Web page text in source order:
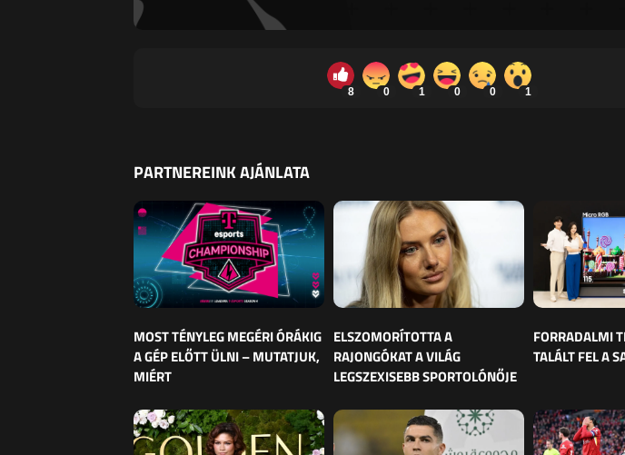
8 0 1 0 0 1
PARTNEREINK AJÁNLATA
MOST TÉNYLEG MEGÉRI ÓRÁKIG
A GÉP ELŐTT ÜLNI – MUTATJUK,
MIÉRT
ELSZOMORÍTOTTA A
RAJONGÓKAT A VILÁG
LEGSZEXISEBB SPORTOLÓNŐJE
FORRADALMI
TALÁLT FEL A